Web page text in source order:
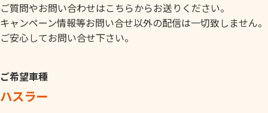
ご質問やお問い合わせはこちらからお送りください。
キャンペーン情報等お問い合せ以外の配信は一切致しません。
ご安心してお問い合せ下さい。
ご希望車種
ハスラー